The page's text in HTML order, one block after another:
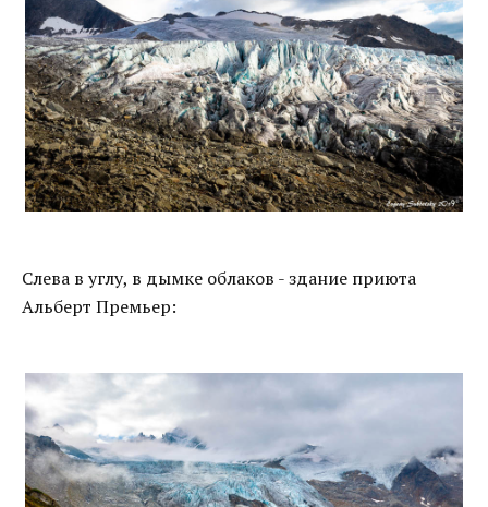
Слева в углу, в дымке облаков - здание приюта
Альберт Премьер: